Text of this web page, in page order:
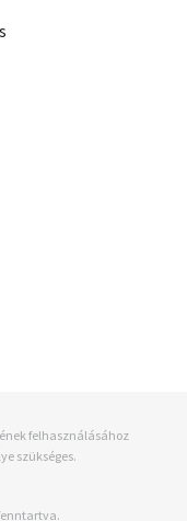
felhasználásához
szükséges.